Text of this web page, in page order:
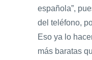
española”,
del teléfono,
Eso ya lo
más baratas